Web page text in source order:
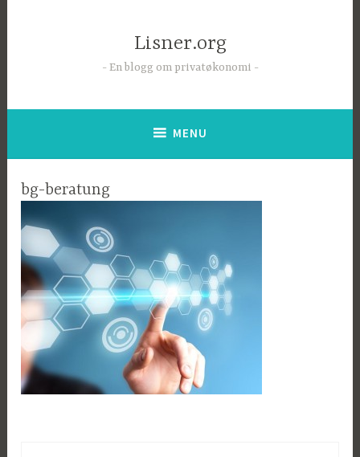
Lisner.org
En blogg om privatøkonomi
MENU
bg-beratung